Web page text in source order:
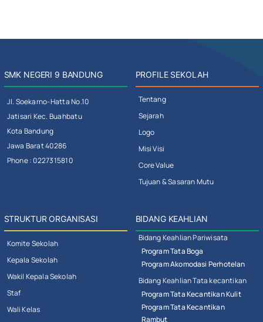
SMK NEGERI 9 BANDUNG
Jl. Soekarno-Hatta No.10
Jatisari Kec. Buahbatu
Kota Bandung
Jawa Barat 40286
Phone : 0227315810
PROFILE SEKOLAH
Tentang
Sejarah
Logo
Misi Visi
Core Value
Tujuan & Sasaran Mutu
STRUKTUR ORGANISASI
Komite Sekolah
Kepala Sekolah
Wakil Kepala Sekolah
Staf
Wali Kelas
BIDANG KEAHLIAN
Bidang Keahlian Pariwisata
Program Tata Boga
Program Akomodasi Perhotelan
Bidang Keahlian Tata kecantikan
Program Tata Kecantikan Kulit
Program Tata Kecantikan
Rambut